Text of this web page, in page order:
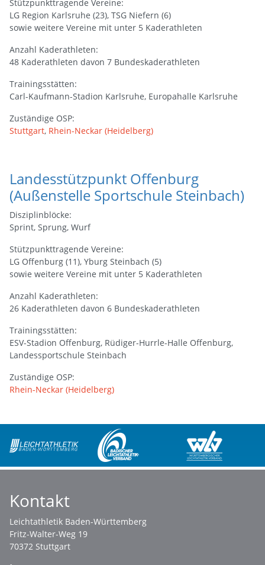
Stützpunkttragende Vereine:
LG Region Karlsruhe (23), TSG Niefern (6)
sowie weitere Vereine mit unter 5 Kaderathleten
Anzahl Kaderathleten:
48 Kaderathleten davon 7 Bundeskaderathleten
Trainingsstätten:
Carl-Kaufmann-Stadion Karlsruhe, Europahalle Karlsruhe
Zuständige OSP:
Stuttgart, Rhein-Neckar (Heidelberg)
Landesstützpunkt Offenburg
(Außenstelle Sportschule Steinbach)
Disziplinblöcke:
Sprint, Sprung, Wurf
Stützpunkttragende Vereine:
LG Offenburg (11), Yburg Steinbach (5)
sowie weitere Vereine mit unter 5 Kaderathleten
Anzahl Kaderathleten:
26 Kaderathleten davon 6 Bundeskaderathleten
Trainingsstätten:
ESV-Stadion Offenburg, Rüdiger-Hurrle-Halle Offenburg,
Landessportschule Steinbach
Zuständige OSP:
Rhein-Neckar (Heidelberg)
Kontakt
Leichtathletik Baden-Württemberg
Fritz-Walter-Weg 19
70372 Stuttgart